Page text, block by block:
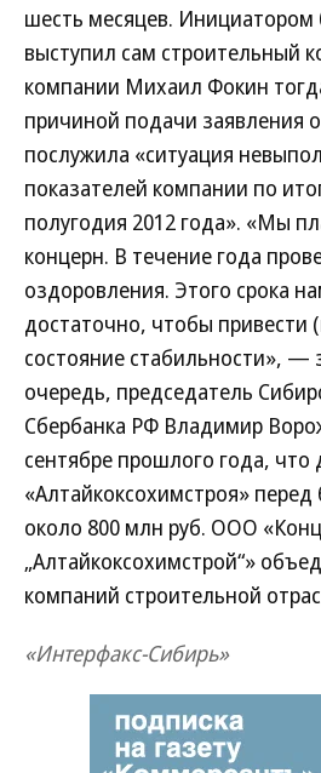
шесть месяцев. Инициатором
выступил сам строительный
компании Михаил Фокин
причиной подачи заявления
послужила «ситуация
показателей компании по
полугодия 2012 года». «Мы
концерн. В течение года
оздоровления. Этого срока
достаточно, чтобы привести
состояние стабильности», —
очередь, председатель
Сбербанка РФ Владимир
сентябре прошлого года, что
«Алтайкоксохимстроя» перед
около 800 млн руб. ООО
„Алтайкоксохимстрой“»
компаний строительной
«Интерфакс-Сибирь»